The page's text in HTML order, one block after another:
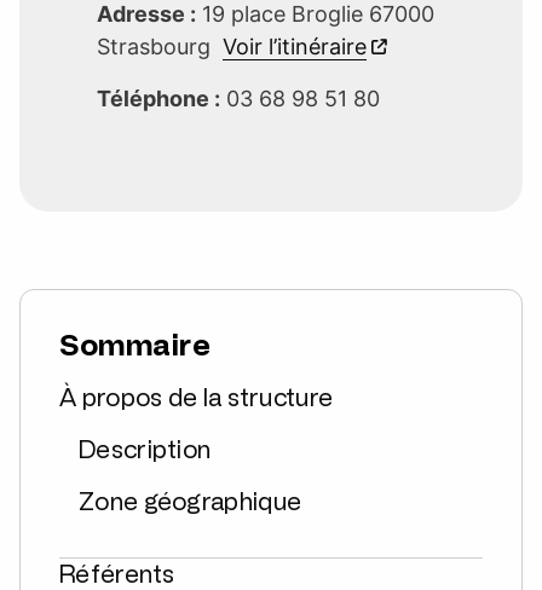
Adresse : 19 place Broglie 67000
Strasbourg Voir l’itinéraire
Téléphone : 03 68 98 51 80
Sommaire
À propos de la structure
Description
Zone géographique
Référents